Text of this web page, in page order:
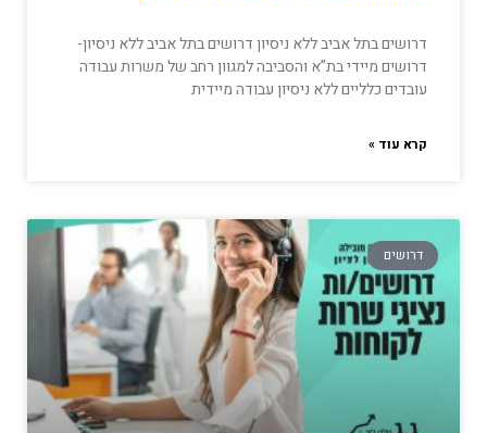
דרושים בתל אביב ללא ניסיון דרושים בתל אביב ללא ניסיון-
דרושים מיידי בת”א והסביבה למגוון רחב של משרות עבודה
עובדים כלליים ללא ניסיון עבודה מיידית
קרא עוד »
דרושים